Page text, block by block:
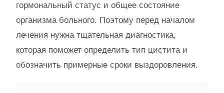
гормональный статус и общее состояние
организма больного. Поэтому перед началом
лечения нужна тщательная диагностика,
которая поможет определить тип цистита и
обозначить примерные сроки выздоровления.